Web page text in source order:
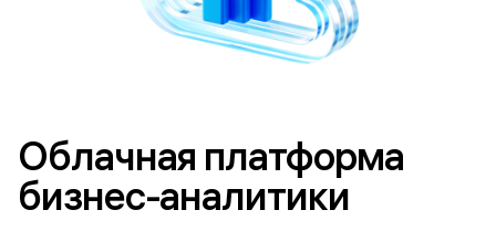
Облачная платформа